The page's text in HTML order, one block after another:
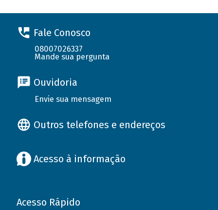
Fale Conosco
08007026337
Mande sua pergunta
Ouvidoria
Envie sua mensagem
Outros telefones e endereços
Acesso à informação
Acesso Rápido